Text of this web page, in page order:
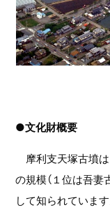
●文化財概要
摩利支天塚古墳
の規模（１位は吾妻
して知られていま